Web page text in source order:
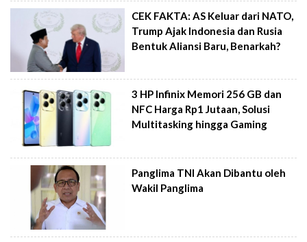
CEK FAKTA: AS Keluar dari NATO,
Trump Ajak Indonesia dan Rusia
Bentuk Aliansi Baru, Benarkah?
3 HP Infinix Memori 256 GB dan
NFC Harga Rp1 Jutaan, Solusi
Multitasking hingga Gaming
Panglima TNI Akan Dibantu oleh
Wakil Panglima